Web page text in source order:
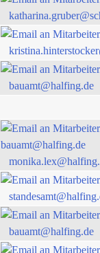
bauamt@halfing.de
bauamt@halfing.de